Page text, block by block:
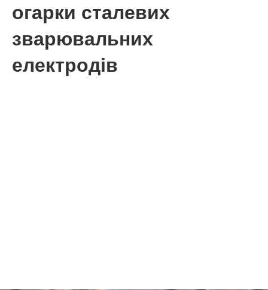
огарки сталевих
зварювальних
електродів